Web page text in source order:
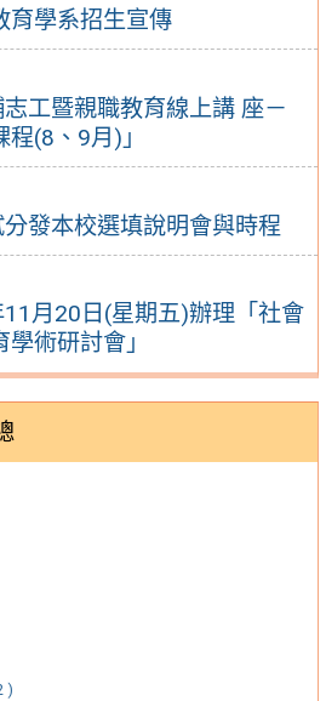
育學系招生宣傳
志工暨親職教育線上講 座－
(8、9月)」
發本校選填說明會與時程
月20日(星期五)辦理「社會
術研討會」
)